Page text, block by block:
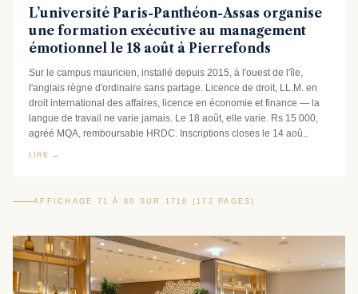
L’université Paris-Panthéon-Assas organise
une formation exécutive au management
émotionnel le 18 août à Pierrefonds
Sur le campus mauricien, installé depuis 2015, à l'ouest de l'île,
l'anglais règne d'ordinaire sans partage. Licence de droit, LL.M. en
droit international des affaires, licence en économie et finance — la
langue de travail ne varie jamais. Le 18 août, elle varie. Rs 15 000,
agréé MQA, remboursable HRDC. Inscriptions closes le 14 aoû..
LIRE →
AFFICHAGE 71 À 80 SUR 1716 (172 PAGES)